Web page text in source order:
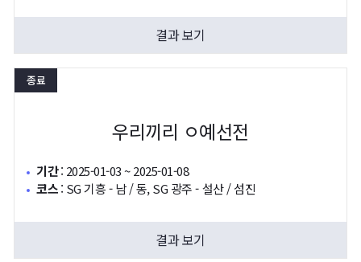
결과 보기
종료
우리끼리 ㅇ예선전
기간: 2025-01-03 ~ 2025-01-08
코스: SG 기흥 - 남 / 동, SG 광주 - 설산 / 섬진
결과 보기